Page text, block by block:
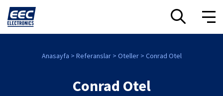
Anasayfa Referanslar Oteller Conrad Otel
Conrad Otel